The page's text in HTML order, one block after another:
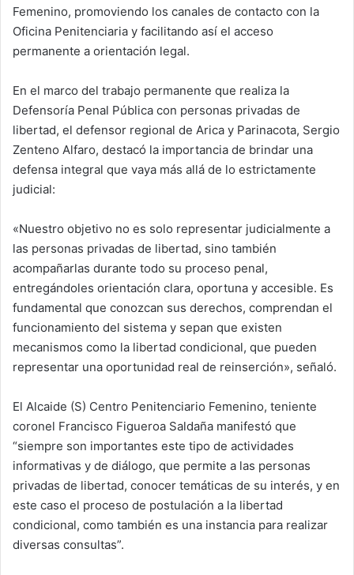
Femenino, promoviendo los canales de contacto con la
Oficina Penitenciaria y facilitando así el acceso
permanente a orientación legal.
En el marco del trabajo permanente que realiza la
Defensoría Penal Pública con personas privadas de
libertad, el defensor regional de Arica y Parinacota, Sergio
Zenteno Alfaro, destacó la importancia de brindar una
defensa integral que vaya más allá de lo estrictamente
judicial:
«Nuestro objetivo no es solo representar judicialmente a
las personas privadas de libertad, sino también
acompañarlas durante todo su proceso penal,
entregándoles orientación clara, oportuna y accesible. Es
fundamental que conozcan sus derechos, comprendan el
funcionamiento del sistema y sepan que existen
mecanismos como la libertad condicional, que pueden
representar una oportunidad real de reinserción», señaló.
El Alcaide (S) Centro Penitenciario Femenino, teniente
coronel Francisco Figueroa Saldaña manifestó que
“siempre son importantes este tipo de actividades
informativas y de diálogo, que permite a las personas
privadas de libertad, conocer temáticas de su interés, y en
este caso el proceso de postulación a la libertad
condicional, como también es una instancia para realizar
diversas consultas”.